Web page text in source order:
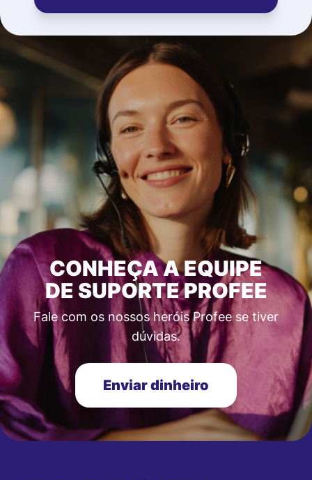
CONHEÇA A EQUIPE
DE SUPORTE PROFEE
Fale com os nossos heróis Profee se tiver
dúvidas.
Enviar dinheiro